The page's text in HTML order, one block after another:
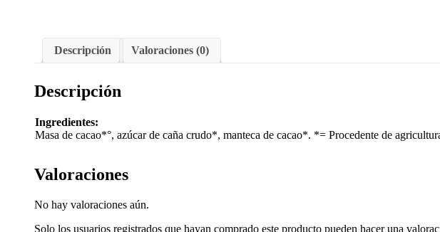
Descripción Valoraciones (0)
Descripción
Ingredientes:
Masa de cacao*°, azúcar de caña crudo*, manteca de cacao*. *= Procedente de
Valoraciones
No hay valoraciones aún.
Solo los usuarios registrados que hayan comprado este producto pueden hacer una